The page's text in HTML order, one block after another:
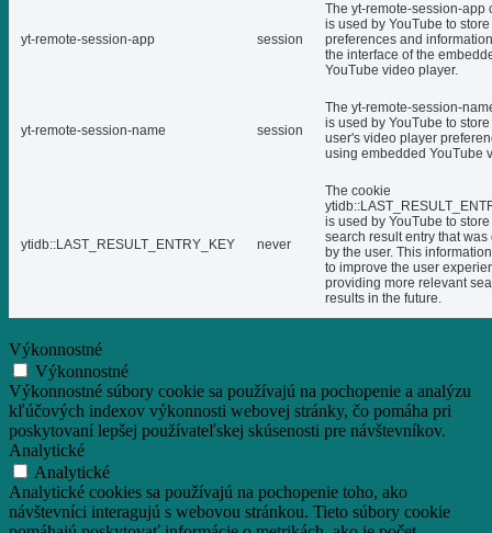
yt-remote-session-app session
The yt-remote-session-app
is used by YouTube to
preferences and
the interface of the
YouTube video player.
yt-remote-session-name session
The yt-remote-session-
is used by YouTube to
user's video player
using embedded YouTube
ytidb::LAST_RESULT_ENTRY_KEY never
The cookie
is used by YouTube to
search result entry that was
by the user. This
to improve the user
providing more relevant
results in the future.
Výkonnostné
Výkonnostné
Výkonnostné súbory cookie sa používajú na pochopenie a analýzu
kľúčových indexov výkonnosti webovej stránky, čo pomáha pri
poskytovaní lepšej používateľskej skúsenosti pre návštevníkov.
Analytické
Analytické
Analytické cookies sa používajú na pochopenie toho, ako
návštevníci interagujú s webovou stránkou. Tieto súbory cookie